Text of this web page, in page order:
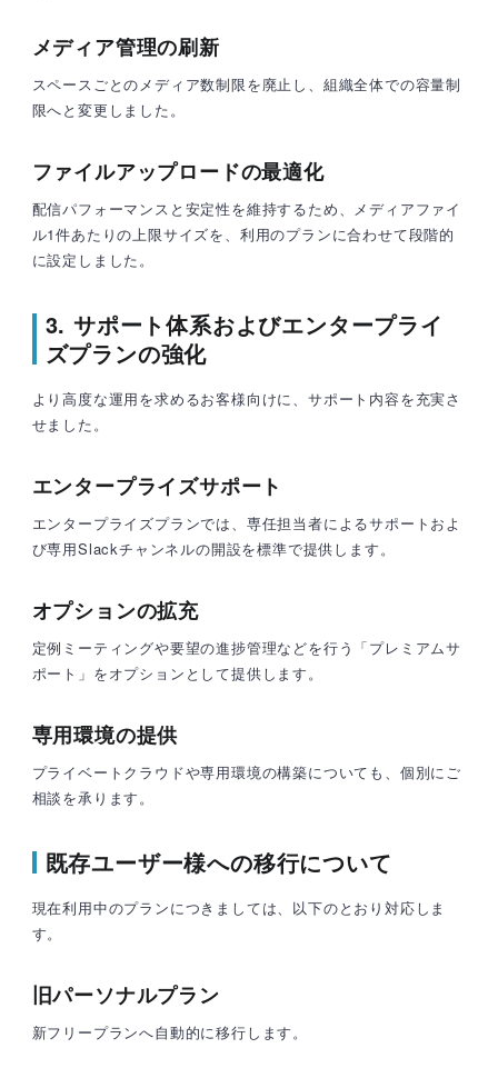
メディア管理の刷新
スペースごとのメディア数制限を廃止し、組織全体での容量制
限へと変更しました。
ファイルアップロードの最適化
配信パフォーマンスと安定性を維持するため、メディアファイ
ル1件あたりの上限サイズを、利用のプランに合わせて段階的
に設定しました。
3. サポート体系およびエンタープライ
ズプランの強化
より高度な運用を求めるお客様向けに、サポート内容を充実さ
せました。
エンタープライズサポート
エンタープライズプランでは、専任担当者によるサポートおよ
び専用Slackチャンネルの開設を標準で提供します。
オプションの拡充
定例ミーティングや要望の進捗管理などを行う「プレミアムサ
ポート」をオプションとして提供します。
専用環境の提供
プライベートクラウドや専用環境の構築についても、個別にご
相談を承ります。
既存ユーザー様への移行について
現在利用中のプランにつきましては、以下のとおり対応しま
す。
旧パーソナルプラン
新フリープランへ自動的に移行します。